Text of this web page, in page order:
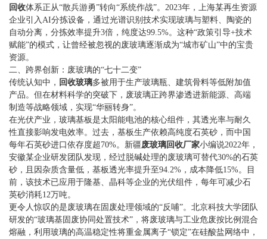
回收体系正从“散兵游勇”转向“系统作战”。2023年，上海某再生资源
企业引入AI分拣设备，通过光谱识别技术实现玻璃与塑料、陶瓷的
自动分离，分拣效率提升3倍，纯度达99.5%。这种“政策引导+技术
赋能”的模式，让曾经被忽视的废玻璃逐渐成为“城市矿山”中的宝贵
资源。
二、跨界创新：废玻璃的“七十二变”
传统认知中， 回收玻璃多被用于生产玻璃瓶、建筑骨料等低附加值
产品。但在材料科学的突破下，废玻璃正跨界渗透进新能源、高端
制造等战略领域，实现“华丽转身”。
在光伏产业，玻璃基板是太阳能电池的核心组件，其透光率与耐久
性直接影响发电效率。过去，基板生产依赖高纯度石英砂，而中国
每年石英砂进口依存度超70%。 新疆废玻璃回收厂家小编说2022年，
安徽某企业研发团队发现，经过脱碱处理的废玻璃可替代30%的石英
砂，且因杂质含量低，基板透光率提升至94.2%，成本降低15%。目
前，该技术已应用于隆基、晶科等企业的光伏组件，每年可减少石
英砂消耗12万吨。
更令人惊叹的是废玻璃在固废处理领域的“反哺”。北京科技大学团队
研发的“玻璃基固废协同处置技术”，将废玻璃与工业危废按比例混合
熔融，利用玻璃的高温稳定性将重金属离子“锁定”在硅酸盐网络中，